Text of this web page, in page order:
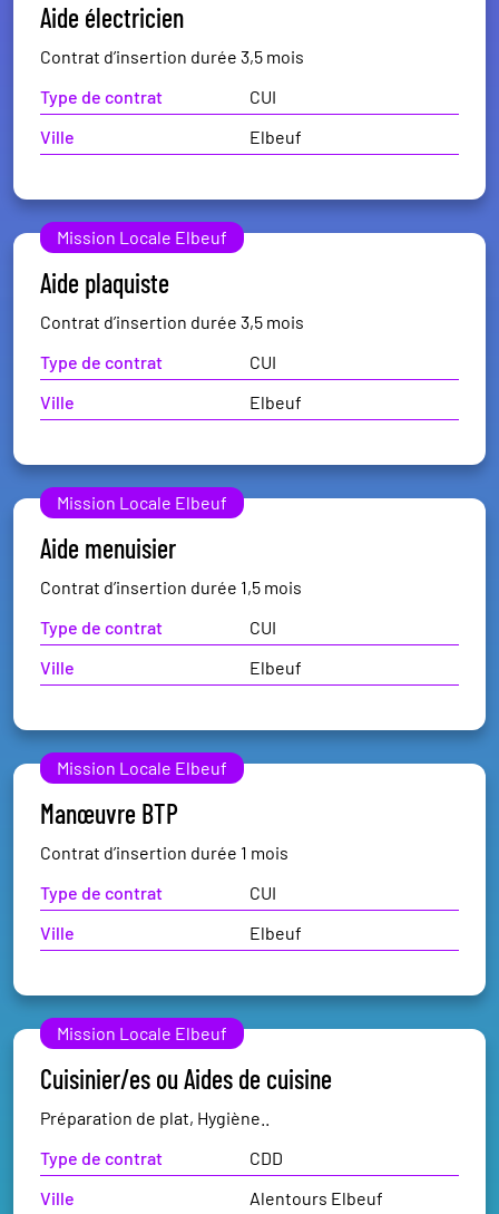
Aide électricien
Contrat d’insertion durée 3,5 mois
Type de contrat
CUI
Ville
Elbeuf
Mission Locale Elbeuf
Aide plaquiste
Contrat d’insertion durée 3,5 mois
Type de contrat
CUI
Ville
Elbeuf
Mission Locale Elbeuf
Aide menuisier
Contrat d’insertion durée 1,5 mois
Type de contrat
CUI
Ville
Elbeuf
Mission Locale Elbeuf
Manœuvre BTP
Contrat d’insertion durée 1 mois
Type de contrat
CUI
Ville
Elbeuf
Mission Locale Elbeuf
Cuisinier/es ou Aides de cuisine
Préparation de plat, Hygiène..
Type de contrat
CDD
Ville
Alentours Elbeuf